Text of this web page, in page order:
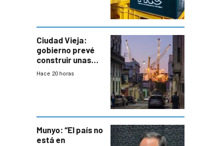
Ciudad Vieja:
gobierno prevé
construir unas
mil viviendas en
Hace 20 horas
Munyo: “El país no
está en